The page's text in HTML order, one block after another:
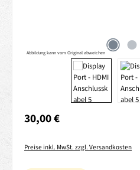
Abbildung kann vom Original abweichen
Regulärer Preis:
30,00 €
Preise inkl. MwSt. zzgl. Versandkosten